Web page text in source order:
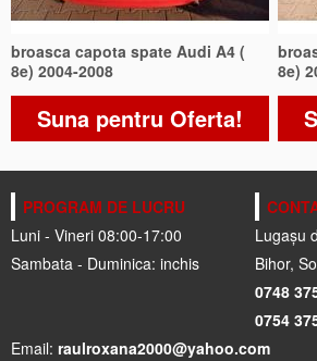
broasca capota spate Audi A4 (
8e) 2004-2008
Suna pentru Oferta!
8e)
PROGRAM DE LUCRU
Luni - Vineri 08:00-17:00
Sambata - Duminica: inchis
Lugașu
Bihor,
0748
0754
Email: raulroxana2000@yahoo.com